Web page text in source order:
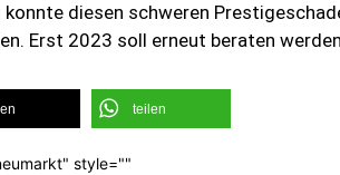
diesen schweren
Erst 2023 soll erneut beraten
teilen
style=""